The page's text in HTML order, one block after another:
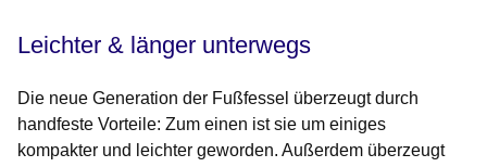
Leichter & länger unterwegs
Die neue Generation der Fußfessel überzeugt durch
handfeste Vorteile: Zum einen ist sie um einiges
kompakter und leichter geworden. Außerdem überzeugt